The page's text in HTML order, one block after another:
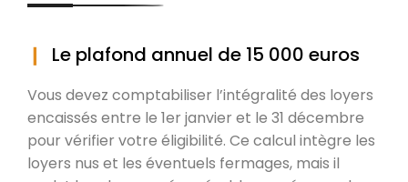
Le plafond annuel de 15 000 euros
Vous devez comptabiliser l’intégralité des loyers
encaissés entre le 1er janvier et le 31 décembre
pour vérifier votre éligibilité. Ce calcul intègre les
loyers nus et les éventuels fermages, mais il